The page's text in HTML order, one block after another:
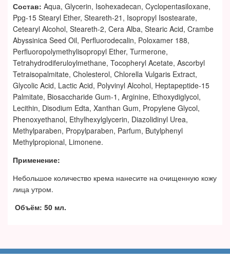
Состав: Aqua, Glycerin, Isohexadecan, Cyclopentasiloxane,
Ppg-15 Stearyl Ether, Steareth-21, Isopropyl Isostearate,
Cetearyl Alcohol, Steareth-2, Cera Alba, Stearic Acid, Crambe
Abyssinica Seed Oil, Perfluorodecalin, Poloxamer 188,
Perfluoropolymethylisopropyl Ether, Turmerone,
Tetrahydrodiferuloylmethane, Tocopheryl Acetate, Ascorbyl
Tetraisopalmitate, Cholesterol, Chlorella Vulgaris Extract,
Glycolic Acid, Lactic Acid, Polyvinyl Alcohol, Heptapeptide-15
Palmitate, Biosaccharide Gum-1, Arginine, Ethoxydiglycol,
Lecithin, Disodium Edta, Xanthan Gum, Propylene Glycol,
Phenoxyethanol, Ethylhexylglycerin, Diazolidinyl Urea,
Methylparaben, Propylparaben, Parfum, Butylphenyl
Methylpropional, Limonene.
Применение:
Небольшое количество крема нанесите на очищенную кожу
лица утром.
Объём: 50 мл.